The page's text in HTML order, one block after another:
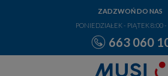
ZADZWOŃ DO NAS
PONIEDZIAŁEK - PIĄTEK 8:00
663 060